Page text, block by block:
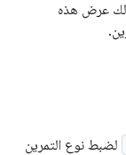
عرض هذه
لضبط نوع التمرين